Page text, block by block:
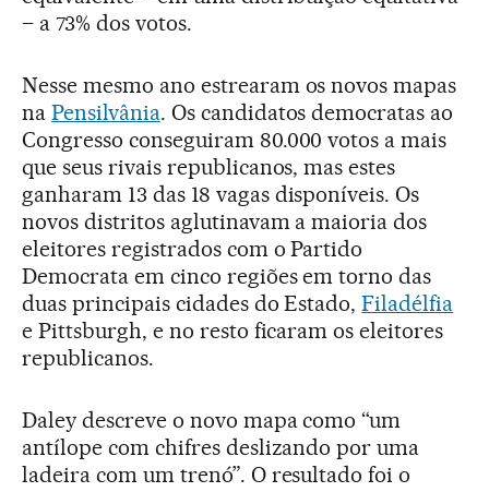
– a 73% dos votos.
Nesse mesmo ano estrearam os novos mapas
na Pensilvânia. Os candidatos democratas ao
Congresso conseguiram 80.000 votos a mais
que seus rivais republicanos, mas estes
ganharam 13 das 18 vagas disponíveis. Os
novos distritos aglutinavam a maioria dos
eleitores registrados com o Partido
Democrata em cinco regiões em torno das
duas principais cidades do Estado,Filadélfia
e Pittsburgh, e no resto ficaram os eleitores
republicanos.
Daley descreve o novo mapa como “um
antílope com chifres deslizando por uma
ladeira com um trenó”. O resultado foi o